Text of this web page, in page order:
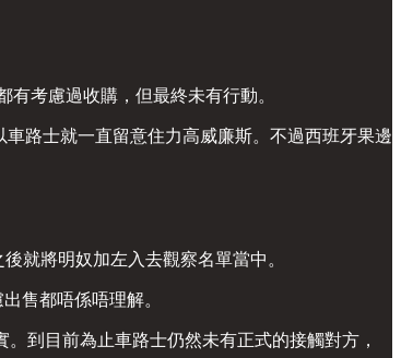
有考慮過收購，但最終未有行動。
路士就一直留意住力高威廉斯。不過西班牙果邊
就將明奴加左入去觀察名單當中。
售都唔係唔理解。
到目前為止車路士仍然未有正式的接觸對方，